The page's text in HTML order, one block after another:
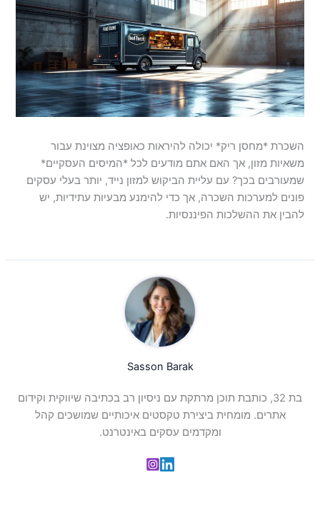
השכרת *מחסן ריק* יכולה להיראות כאופציה מצוינת עבור
משאיות מזון, אך האם אתם מודעים לכל *המיסים העסקיים*
שמעורבים בכך? עם עליית הביקוש למזון נייד, יותר בעלי עסקים
פונים למערכות השכרה, אך כדי להימנע מבעיות עתידיות, יש
להבין את ההשלכות הפיננסיות.
Sasson Barak
בת 32, כותבת תוכן מרתקת עם ניסיון רב בכתיבה שיווקית וקידום
אתרים. מומחית ביצירת טקסטים איכותיים שמושכים קהל
ומקדמים עסקים באינטרנט.